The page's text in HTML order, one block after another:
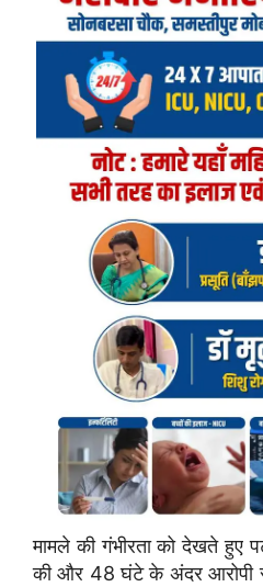
मामले की गंभीरता को देखते हुए
की और 48 घंटे के अंदर आरोपी